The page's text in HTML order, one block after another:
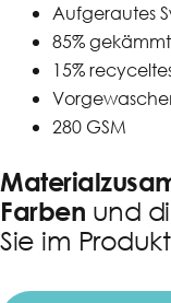
Aufgerautes
85%
15%
280 GSM
Farben und
Sie im